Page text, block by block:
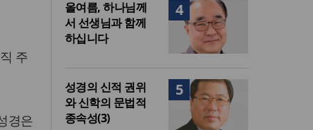
주
경은
4
올여름, 하나님께
서 선생님과 함께
하십니다
5
성경의 신적 권위
와 신학의 문법적
종속성(3)